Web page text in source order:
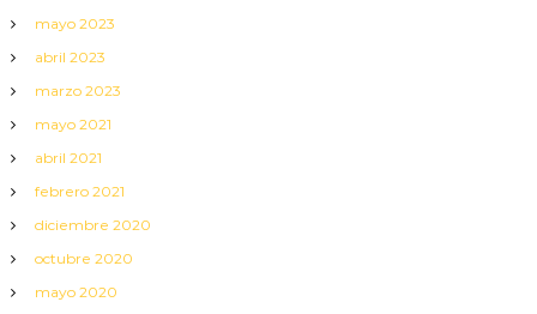
mayo 2023
abril 2023
marzo 2023
mayo 2021
abril 2021
febrero 2021
diciembre 2020
octubre 2020
mayo 2020